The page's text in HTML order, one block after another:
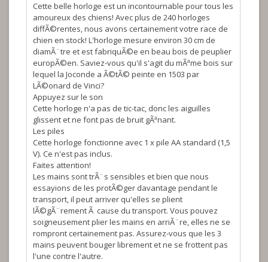
Cette belle horloge est un incontournable pour tous les
amoureux des chiens! Avec plus de 240 horloges
diffÃ©rentes, nous avons certainement votre race de
chien en stock! L'horloge mesure environ 30 cm de
diamÃ¨tre et est fabriquÃ©e en beau bois de peuplier
europÃ©en. Saviez-vous qu'il s'agit du mÃªme bois sur
lequel la Joconde a Ã©tÃ© peinte en 1503 par
LÃ©onard de Vinci?
Appuyez sur le son
Cette horloge n'a pas de tic-tac, donc les aiguilles
glissent et ne font pas de bruit gÃªnant.
Les piles
Cette horloge fonctionne avec 1 x pile AA standard (1,5
V). Ce n'est pas inclus.
Faites attention!
Les mains sont trÃ¨s sensibles et bien que nous
essayions de les protÃ©ger davantage pendant le
transport, il peut arriver qu'elles se plient
lÃ©gÃ¨rement Ã cause du transport. Vous pouvez
soigneusement plier les mains en arriÃ¨re, elles ne se
rompront certainement pas. Assurez-vous que les 3
mains peuvent bouger librement et ne se frottent pas
l'une contre l'autre.